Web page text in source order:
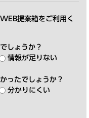
提案箱をご利用く
しょうか？
情報が足りない
ったでしょうか？
分かりにくい